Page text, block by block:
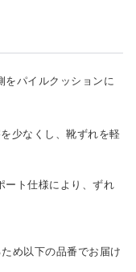
をパイルクッションに
少なくし、靴ずれを軽
ート仕様により、ずれ
め以下の品番でお届け